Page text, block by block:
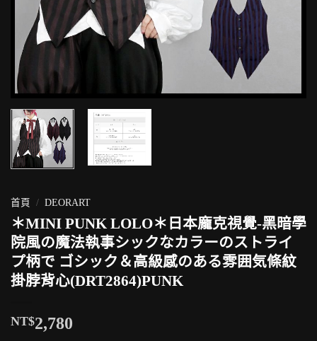
首頁 / DEORART
＊MINI PUNK LOLO＊日本龐克視覺-黑暗學
院風の魔法執事シックなカラーのストライ
プ柄で ゴシック＆高級感のある雰囲気條紋
掛脖背心(DRT2864)PUNK
NT$2,780